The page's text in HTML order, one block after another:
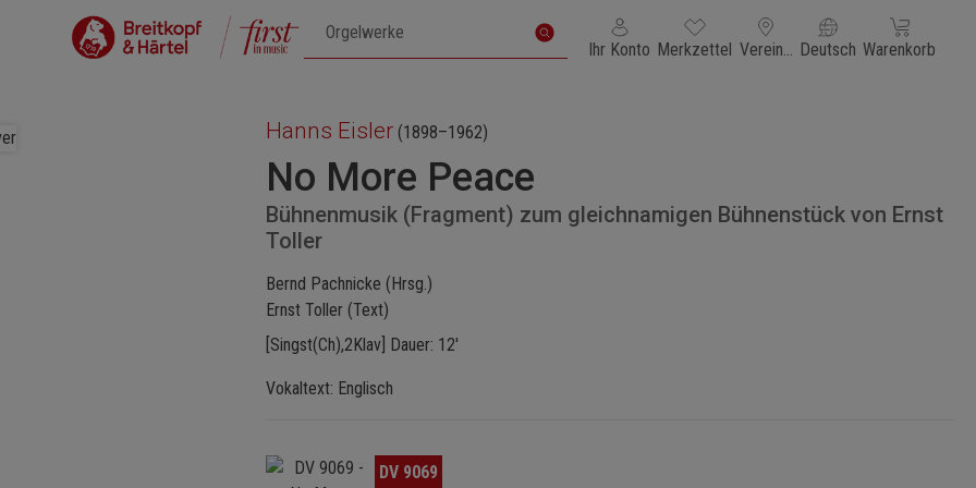
Ihr Konto Du hast 0 Produkte auf dem Merkzettel
Merkzettel Vereinigte Staaten von Amerika
Deutsch Warenkorb
Warenkorb
Hanns Eisler (1898–1962)
No More Peace
Bühnenmusik (Fragment) zum gleichnamigen Bühnenstück von Ernst
Toller
Bernd Pachnicke (Hrsg.)
Ernst Toller (Text)
[Singst(Ch),2Klav] Dauer: 12'
Vokaltext: Englisch
Bildergalerie überspringen
DV 9069